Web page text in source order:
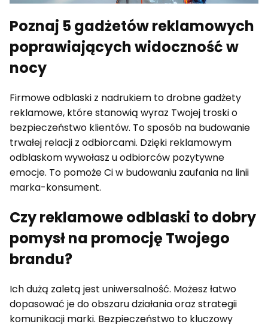
Poznaj 5 gadżetów reklamowych
poprawiających widoczność w
nocy
Firmowe odblaski z nadrukiem to drobne gadżety
reklamowe, które stanowią wyraz Twojej troski o
bezpieczeństwo klientów. To sposób na budowanie
trwałej relacji z odbiorcami. Dzięki reklamowym
odblaskom wywołasz u odbiorców pozytywne
emocje. To pomoże Ci w budowaniu zaufania na linii
marka-konsument.
Czy reklamowe odblaski to dobry
pomysł na promocję Twojego
brandu?
Ich dużą zaletą jest uniwersalność. Możesz łatwo
dopasować je do obszaru działania oraz strategii
komunikacji marki. Bezpieczeństwo to kluczowy